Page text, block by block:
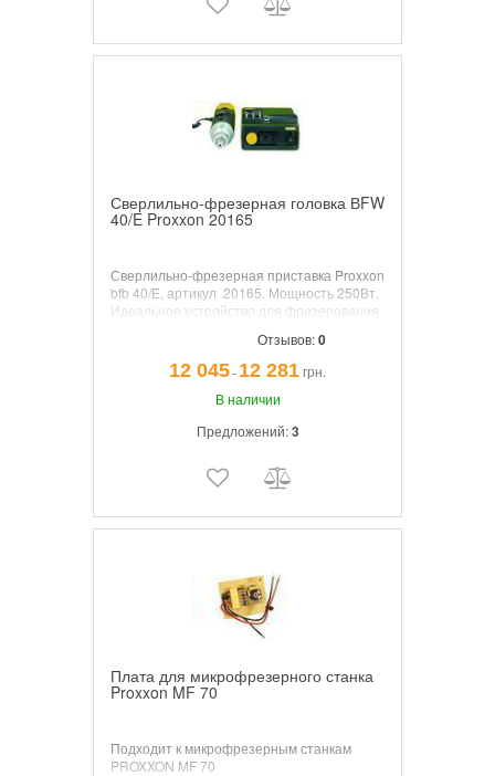
Сверлильно-фрезерная головка ВFW
40/E Proxxon 20165
Сверлильно-фрезерная приставка Proxxon
bfb 40/E, артикул 20165. Мощность 250Вт.
Идеальное устройство для фрезерования
Отзывов:0
12 045¯12 281грн.
В наличии
Предложений:3
Плата для микрофрезерного станка
Proxxon MF 70
Подходит к микрофрезерным станкам
PROXXON MF 70